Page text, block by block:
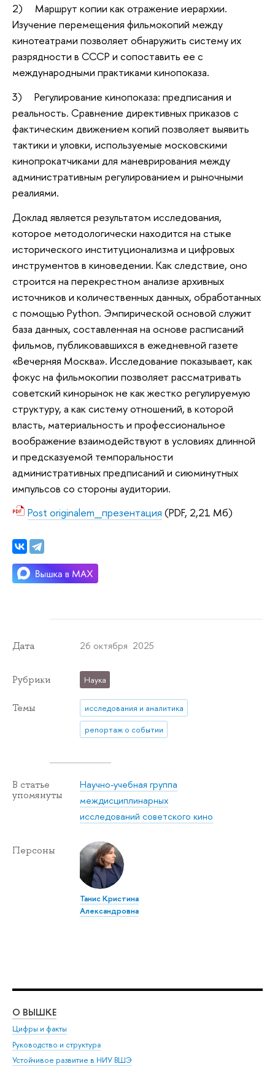
2) Маршрут копии как отражение иерархии.
Изучение перемещения фильмокопий между
кинотеатрами позволяет обнаружить систему их
разрядности в СССР и сопоставить ее с
международными практиками кинопоказа.
3) Регулирование кинопоказа: предписания и
реальность. Сравнение директивных приказов с
фактическим движением копий позволяет выявить
тактики и уловки, используемые московскими
кинопрокатчиками для маневрирования между
административным регулированием и рыночными
реалиями.
Доклад является результатом исследования,
которое методологически находится на стыке
исторического институционализма и цифровых
инструментов в киноведении. Как следствие, оно
строится на перекрестном анализе архивных
источников и количественных данных, обработанных
с помощью Python. Эмпирической основой служит
база данных, составленная на основе расписаний
фильмов, публиковавшихся в ежедневной газете
«Вечерняя Москва». Исследование показывает, как
фокус на фильмокопии позволяет рассматривать
советский кинорынок не как жестко регулируемую
структуру, а как систему отношений, в которой
власть, материальность и профессиональное
воображение взаимодействуют в условиях длинной
и предсказуемой темпоральности
административных предписаний и сиюминутных
импульсов со стороны аудитории.
Post originalem_презентация (PDF, 2,21 Мб)
Дата 26 октября 2025
Рубрики Наука
Темы
исследования и аналитика
репортаж о событии
В статье
упомянуты
Научно-учебная группа
междисциплинарных
исследований советского кино
Персоны
Танис Кристина
Александровна
О ВЫШКЕ
Цифры и факты
Руководство и структура
Устойчивое развитие в НИУ ВШЭ